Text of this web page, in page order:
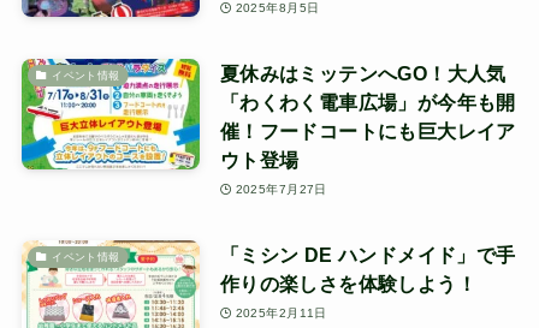
2025年8月5日
イベント情報
夏休みはミッテンへGO！大人気
「わくわく電車広場」が今年も開
催！フードコートにも巨大レイア
ウト登場
2025年7月27日
イベント情報
「ミシン DE ハンドメイド」で手
作りの楽しさを体験しよう！
2025年2月11日